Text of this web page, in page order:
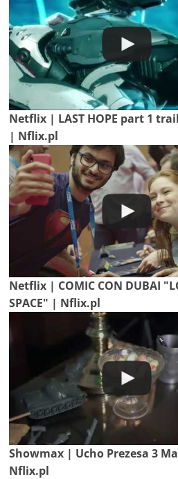
Netflix | LAST HOPE part 1
| Nflix.pl
Netflix | COMIC CON DUBAI
SPACE" | Nflix.pl
Showmax | Ucho Prezesa 3
Nflix.pl